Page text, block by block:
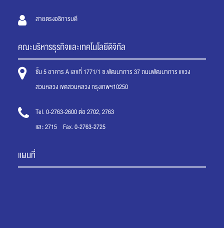
สายตรงอธิการบดี
คณะบริหารธุรกิจและเทคโนโลยีดิจิทัล
ชั้น 5 อาคาร A เลขที่ 1771/1 ซ.พัฒนาการ 37 ถนนพัฒนาการ แขวง
สวนหลวง เขตสวนหลวง กรุงเทพฯ10250
Tel. 0-2763-2600 ต่อ 2702, 2763
และ 2715 Fax. 0-2763-2725
แผนที่